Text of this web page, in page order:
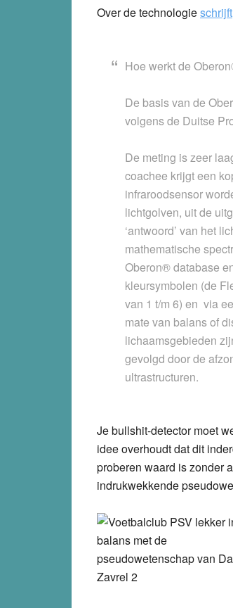
Over de technologieschrijft
Hoe werkt de
De basis van de
volgens de Duitse
De meting is zeer
coachee krijgt een
infraroodsensor
lichtgolven, uit de
‘antwoord’ van het
mathematische
Oberon® database
kleursymbolen (de
van 1 t/m 6) en via
mate van balans of
lichaamsgebieden
gevolgd door de
ultrastructuren.
Je bullshit-detector moet
idee overhoudt dat dit
proberen waard is zonder
indrukwekkende